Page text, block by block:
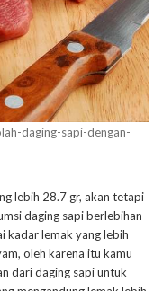
daging-sapi-dengan-
lebih 28.7 gr, akan tetapi
daging sapi berlebihan
kadar lemak yang lebih
oleh karena itu kamu
dari daging sapi untuk